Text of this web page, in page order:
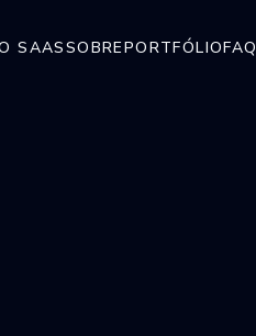
SAASSOBREPORTFÓLIOFAQ